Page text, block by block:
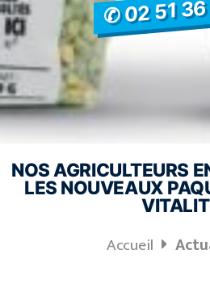
✆ 02 51 36
NOS AGRICULTEURS
LES NOUVEAUX
Accueil